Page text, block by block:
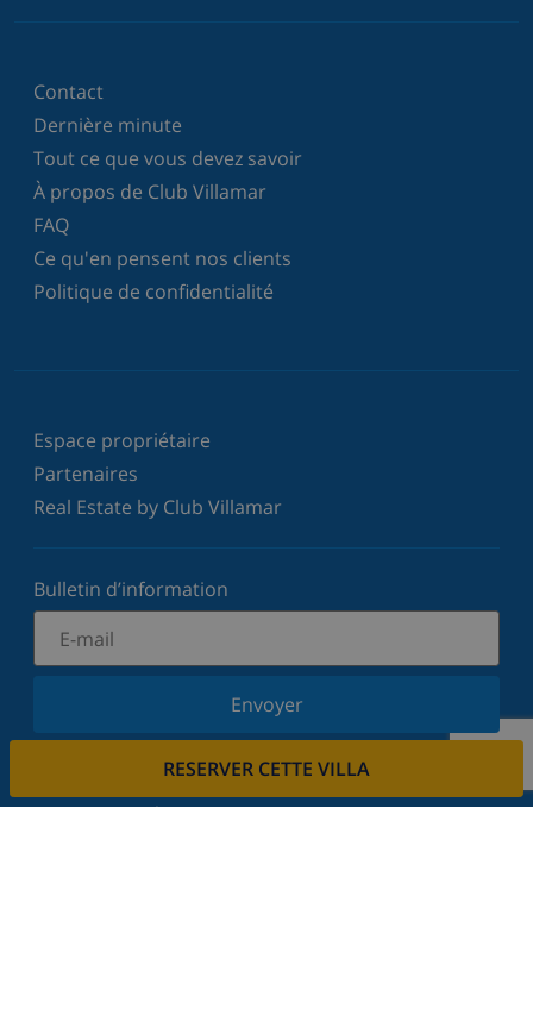
RESERVER CETTE VILLA
Contact
Dernière minute
Tout ce que vous devez savoir
À propos de Club Villamar
FAQ
Ce qu'en pensent nos clients
Politique de confidentialité
Espace propriétaire
Partenaires
Real Estate by Club Villamar
Bulletin d’information
Envoyer
Inscrivez-vous à notre newsletter et restez informé
votre vie privée.